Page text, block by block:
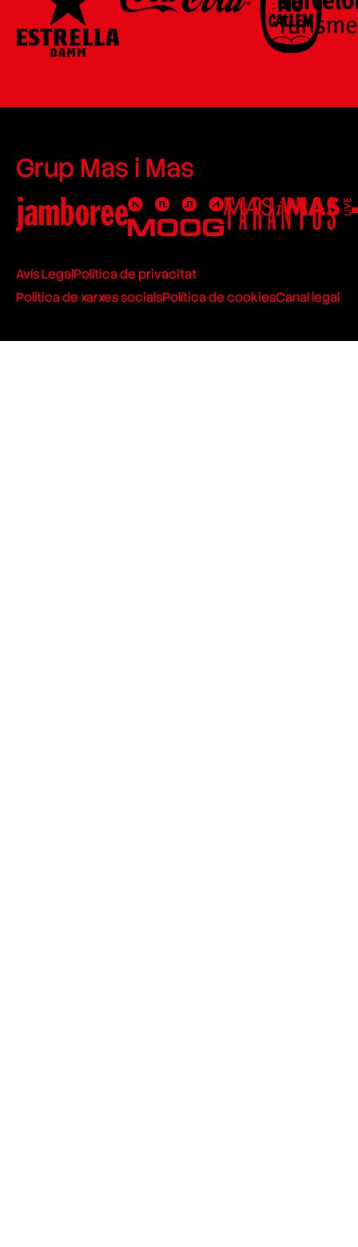
Grup Mas i Mas
Avís LegalPolítica de privacitat
Política de xarxes socialsPolítica de cookiesCanal legal